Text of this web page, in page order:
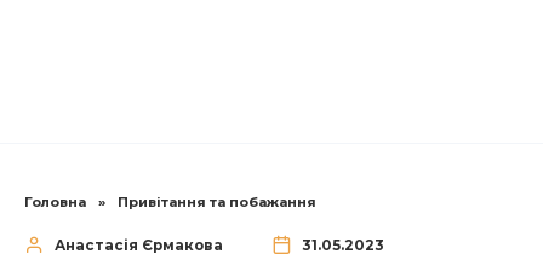
Головна » Привітання та побажання
Анастасія Єрмакова 31.05.2023